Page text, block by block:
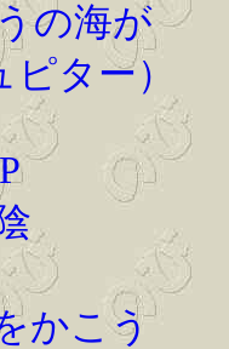
の海が
ター）
かこう